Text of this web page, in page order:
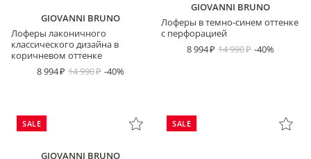
GIOVANNI BRUNO
Лоферы лаконичного
классического дизайна в
коричневом оттенке
8 994
14 990 -40%
GIOVANNI BRUNO
Лоферы в темно-синем оттенке
с перфорацией
8 994
14 990 -40%
SALE
GIOVANNI BRUNO
SALE